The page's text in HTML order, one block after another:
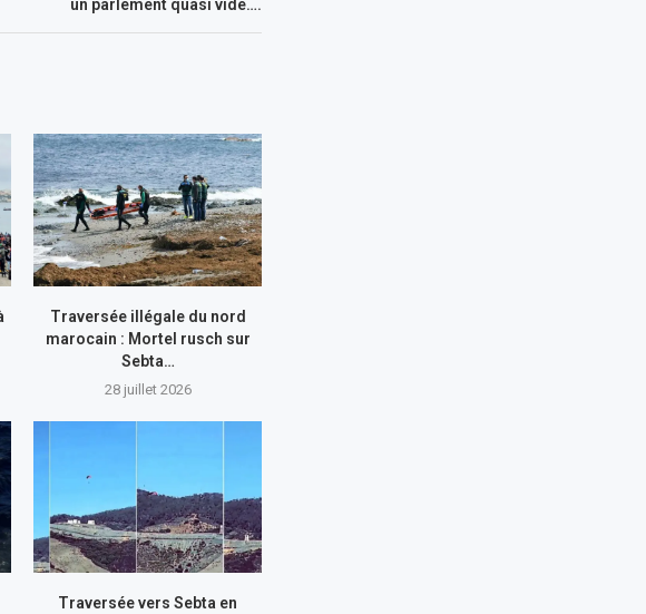
un parlement quasi vide….
Traversée illégale du nord
marocain : Mortel rusch sur
Sebta…
28 juillet 2026
Traversée vers Sebta en